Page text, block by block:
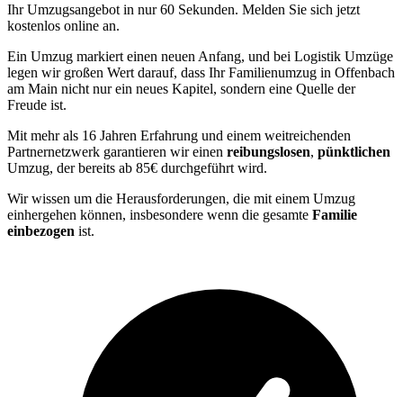
Ihr Umzugsangebot in nur 60 Sekunden. Melden Sie sich jetzt
kostenlos online an.
Ein Umzug markiert einen neuen Anfang, und bei Logistik Umzüge
legen wir großen Wert darauf, dass Ihr Familienumzug in Offenbach
am Main nicht nur ein neues Kapitel, sondern eine Quelle der
Freude ist.
Mit mehr als 16 Jahren Erfahrung und einem weitreichenden
Partnernetzwerk garantieren wir einen reibungslosen, pünktlichen
Umzug, der bereits ab 85€ durchgeführt wird.
Wir wissen um die Herausforderungen, die mit einem Umzug
einhergehen können, insbesondere wenn die gesamte Familie
einbezogen ist.